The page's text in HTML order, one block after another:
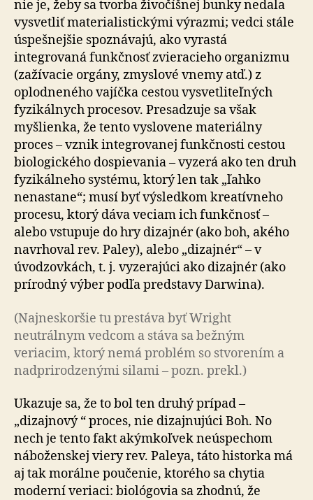
nie je, žeby sa tvorba živočíšnej bunky nedala
vysvetliť materialistickými výrazmi; vedci stále
úspešnejšie spoznávajú, ako vyrastá
integrovaná funkčnosť zvieracieho organizmu
(zažívacie orgány, zmyslové vnemy atď.) z
oplodneného vajíčka cestou vysvetliteľných
fyzikálnych procesov. Presadzuje sa však
myšlienka, že tento vyslovene materiálny
proces – vznik integrovanej funkčnosti cestou
biologického dospievania – vyzerá ako ten druh
fyzikálneho systému, ktorý len tak „ľahko
nenastane“; musí byť výsledkom kreatívneho
procesu, ktorý dáva veciam ich funkčnosť –
alebo vstupuje do hry dizajnér (ako boh, akého
navrhoval rev. Paley), alebo „dizajnér“ – v
úvodzovkách, t. j. vyzerajúci ako dizajnér (ako
prírodný výber podľa predstavy Darwina).
(Najneskoršie tu prestáva byť Wright
neutrálnym vedcom a stáva sa bežným
veriacim, ktorý nemá problém so stvorením a
nadprirodzenými silami – pozn. prekl.)
Ukazuje sa, že to bol ten druhý prípad –
„dizajnový “ proces, nie dizajnujúci Boh. No
nech je tento fakt akýmkoľvek neúspechom
náboženskej viery rev. Paleya, táto historka má
aj tak morálne poučenie, ktorého sa chytia
moderní veriaci: biológovia sa zhodnú, že